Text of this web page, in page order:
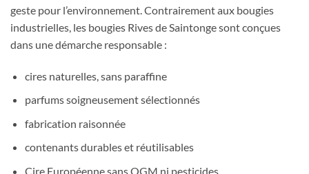
geste pour l’environnement. Contrairement aux bougies
industrielles, les bougies Rives de Saintonge sont conçues
dans une démarche responsable :
cires naturelles, sans paraffine
parfums soigneusement sélectionnés
fabrication raisonnée
contenants durables et réutilisables
Cire Européenne sans OGM ni pesticides